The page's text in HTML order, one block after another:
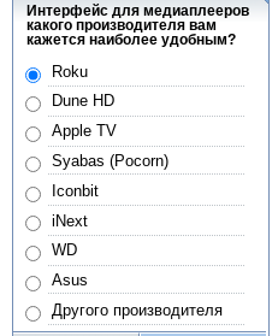
Интерфейс для медиаплееров
какого производителя вам
кажется наиболее удобным?
Roku
Dune HD
Apple TV
Syabas (Pocorn)
Iconbit
iNext
WD
Asus
Другого производителя